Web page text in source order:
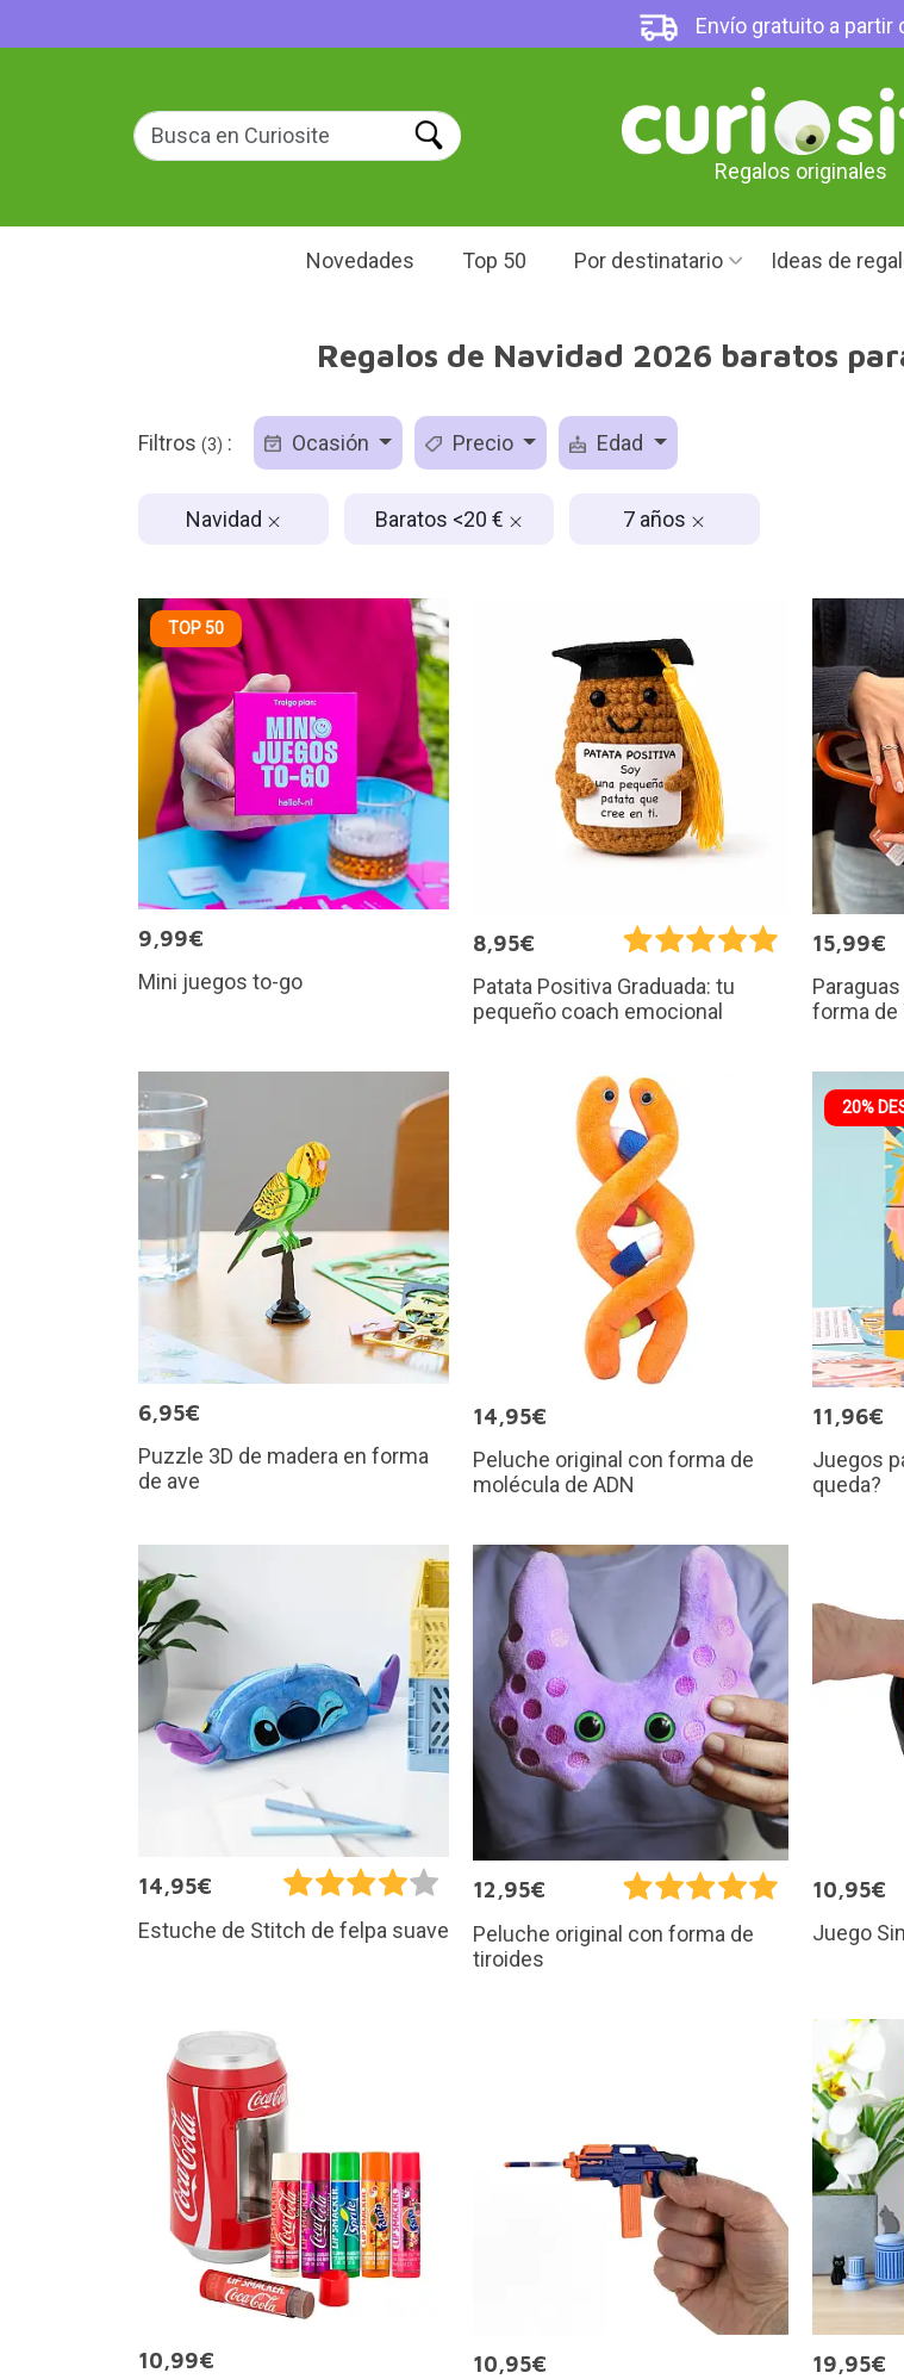
Envío gratuito a partir
Regalos originales
Novedades Top 50 Por destinatario Ideas de
Regalos de Navidad 2026 baratos
Filtros (3) : Ocasión Precio Edad
Navidad Baratos <20 € 7 años
TOP 50
9,99€
Mini juegos to-go
8,95€
Patata Positiva Graduada: tu
pequeño coach emocional
15,99€
forma de
6,95€
Puzzle 3D de madera en forma
de ave
14,95€
Peluche original con forma de
molécula de ADN
20%
11,96€
Juegos
queda?
14,95€
Estuche de Stitch de felpa suave
12,95€
Peluche original con forma de
tiroides
10,95€
Juego
10,99€
10,95€
19,95€